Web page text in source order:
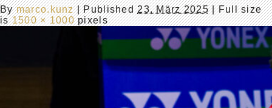
Bymarco.kunz |Published23. März 2025| Full size
is1500 × 1000pixels